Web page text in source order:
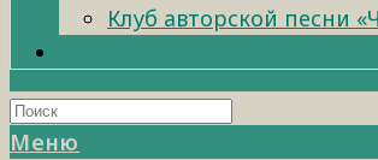
Клуб авторской песни
Меню